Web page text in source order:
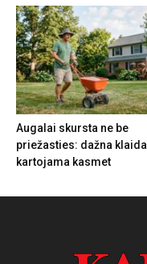
Augalai skursta ne be
priežasties: dažna klaida
kartojama kasmet